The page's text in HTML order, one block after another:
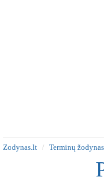
Zodynas.lt Terminų žodynas